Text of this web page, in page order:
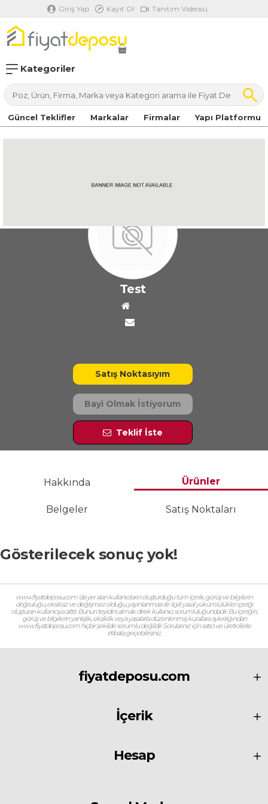
Giriş Yap Kayıt Ol Tanıtım Videosu
Kategoriler
Güncel Teklifler Markalar Firmalar Yapı Platformu
Test
Satış Noktasıyım
Bayi Olmak İstiyorum
Teklif İste
Hakkında Ürünler
Belgeler Satış Noktaları
Gösterilecek sonuç yok!
www.fiyatdeposu.com ‘da yer alan kullanıcıların oluşturduğu tüm içerik, görüş ve bilgilerin
doğruluğu, eksiksiz ve değişmez olduğu, yayınlanması ile ilgili yasal yükümlülükler içeriği
oluşturan kullanıcıya aittir. Bunun teyidini almak direk kullanıcı sorumluluğundadır. Bu içeriğin,
görüş ve bilgilerin yanlışlık, eksiklik veya yasalarla düzenlenmiş kurallara aykırılığından
www.fiyatdeposu.com hiçbir şekilde sorumlu değildir. Sorularınız için satıcı ve üreticilerle
irtibata geçebilirsiniz.
fiyatdeposu.com
İçerik
Hesap